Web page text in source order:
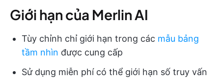
Giới hạn của Merlin AI
Tùy chỉnh chỉ giới hạn trong các mẫu bảng
tầm nhìn được cung cấp
Sử dụng miễn phí có thể giới hạn số truy vấn